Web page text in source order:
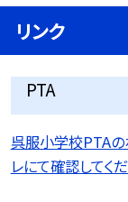
リンク
PTA
呉服小学校PTAの
レにて確認してくだ